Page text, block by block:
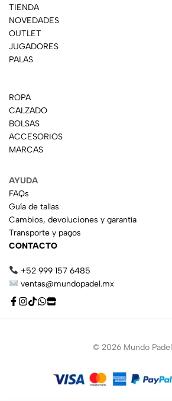
TIENDA
NOVEDADES
OUTLET
JUGADORES
PALAS
ROPA
CALZADO
BOLSAS
ACCESORIOS
MARCAS
AYUDA
FAQs
Guía de tallas
Cambios, devoluciones y garantía
Transporte y pagos
CONTACTO
+52 999 157 6485
ventas@mundopadel.mx
© 2026 Mundo Padel